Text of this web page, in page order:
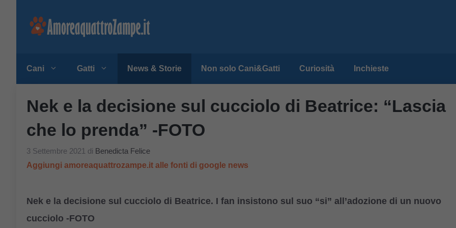
Cani Gatti News & Storie Non solo Cani&Gatti Curiosità Inchieste
Nek e la decisione sul cucciolo di Beatrice: “Lascia
che lo prenda” -FOTO
3 Settembre 2021 di Benedicta Felice
Aggiungi amoreaquattrozampe.it alle fonti di google news
Nek e la decisione sul cucciolo di Beatrice. I fan insistono sul suo “si” all’adozione di un nuovo
cucciolo -FOTO